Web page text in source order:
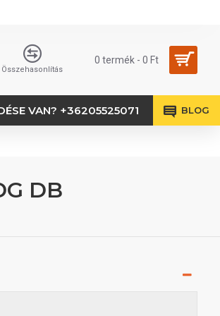
Összehasonlítás
0 termék - 0 Ft
VAN? +36205525071 BLOG
DB